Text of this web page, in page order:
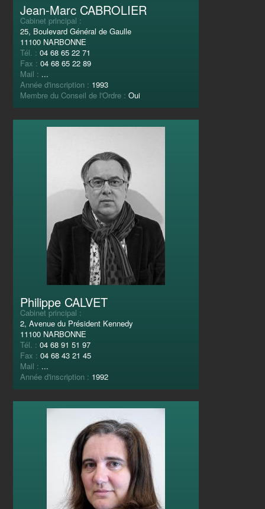
Jean-Marc CABROLIER
Cabinet principal :
25, Boulevard Général de Gaulle
11100 NARBONNE
Tél. :04 68 65 22 71
Fax :04 68 65 22 89
Mail : ...
Année d'inscription : 1993
Membre du Conseil de l'Ordre :Oui
Philippe CALVET
Cabinet principal :
2, Avenue du Président Kennedy
11100 NARBONNE
Tél. :04 68 91 51 97
Fax :04 68 43 21 45
Mail : ...
Année d'inscription : 1992